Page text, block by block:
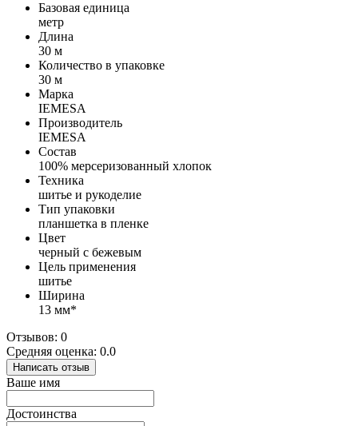
Базовая единица
метр
Длина
30 м
Количество в упаковке
30 м
Марка
IEMESA
Производитель
IEMESA
Состав
100% мерсеризованный хлопок
Техника
шитье и рукоделие
Тип упаковки
планшетка в пленке
Цвет
черный с бежевым
Цель применения
шитье
Ширина
13 мм*
Отзывов: 0
Средняя оценка: 0.0
Написать отзыв
Ваше имя
Достоинства